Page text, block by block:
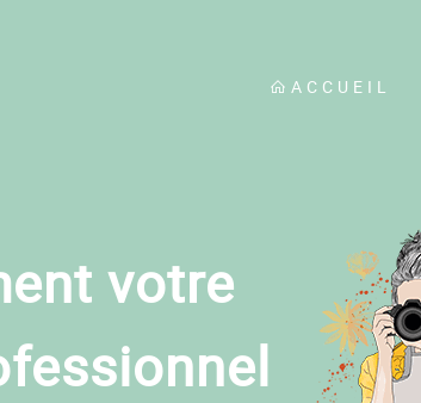
ACCUEIL
votre